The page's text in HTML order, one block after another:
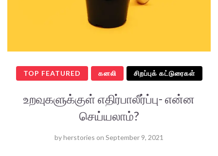
TOP FEATURED கனலி சிறப்புக் கட்டுரைகள்
உறவுகளுக்குள் எதிர்பாலீர்ப்பு- என்ன
செய்யலாம்?
byherstories on September 9, 2021